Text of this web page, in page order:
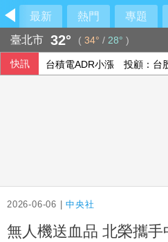
最新 熱門 專題
臺北市 32° ( 34° / 28° )
快訊 台積電ADR小漲 投顧：台
2026-06-06 |中央社
無人機送血品 北榮攜